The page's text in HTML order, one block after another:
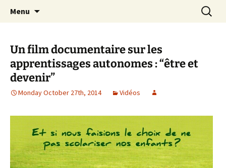
la Croisée des Chemins
apprendre, vivre, se révéler
Menu
Search
for:
Un film documentaire sur les
apprentissages autonomes : “être et
devenir”
Monday October 27th, 2014 Vidéos